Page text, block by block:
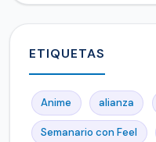
ETIQUETAS
Anime alianza
Semanario con Feel